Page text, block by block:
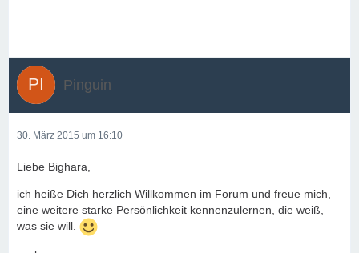
Pinguin
30. März 2015 um 16:10
Liebe Bighara,
ich heiße Dich herzlich Willkommen im Forum und freue mich,
eine weitere starke Persönlichkeit kennenzulernen, die weiß,
was sie will.